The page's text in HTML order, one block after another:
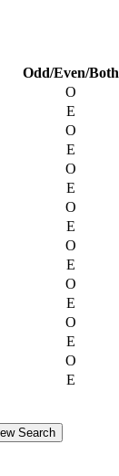
Odd/Even/Both
O
E
O
E
O
E
O
E
O
E
O
E
O
E
O
E